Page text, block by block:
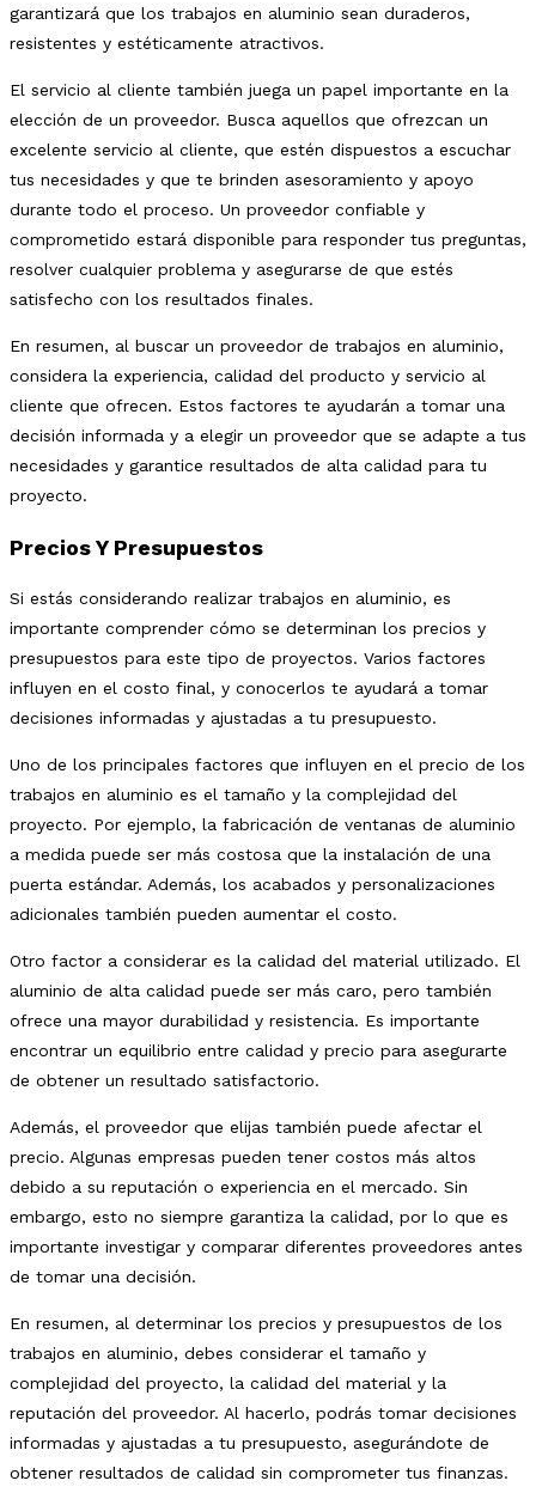
garantizará que los trabajos en aluminio sean duraderos,
resistentes y estéticamente atractivos.
El servicio al cliente también juega un papel importante en la
elección de un proveedor. Busca aquellos que ofrezcan un
excelente servicio al cliente, que estén dispuestos a escuchar
tus necesidades y que te brinden asesoramiento y apoyo
durante todo el proceso. Un proveedor confiable y
comprometido estará disponible para responder tus preguntas,
resolver cualquier problema y asegurarse de que estés
satisfecho con los resultados finales.
En resumen, al buscar un proveedor de trabajos en aluminio,
considera la experiencia, calidad del producto y servicio al
cliente que ofrecen. Estos factores te ayudarán a tomar una
decisión informada y a elegir un proveedor que se adapte a tus
necesidades y garantice resultados de alta calidad para tu
proyecto.
Precios Y Presupuestos
Si estás considerando realizar trabajos en aluminio, es
importante comprender cómo se determinan los precios y
presupuestos para este tipo de proyectos. Varios factores
influyen en el costo final, y conocerlos te ayudará a tomar
decisiones informadas y ajustadas a tu presupuesto.
Uno de los principales factores que influyen en el precio de los
trabajos en aluminio es el tamaño y la complejidad del
proyecto. Por ejemplo, la fabricación de ventanas de aluminio
a medida puede ser más costosa que la instalación de una
puerta estándar. Además, los acabados y personalizaciones
adicionales también pueden aumentar el costo.
Otro factor a considerar es la calidad del material utilizado. El
aluminio de alta calidad puede ser más caro, pero también
ofrece una mayor durabilidad y resistencia. Es importante
encontrar un equilibrio entre calidad y precio para asegurarte
de obtener un resultado satisfactorio.
Además, el proveedor que elijas también puede afectar el
precio. Algunas empresas pueden tener costos más altos
debido a su reputación o experiencia en el mercado. Sin
embargo, esto no siempre garantiza la calidad, por lo que es
importante investigar y comparar diferentes proveedores antes
de tomar una decisión.
En resumen, al determinar los precios y presupuestos de los
trabajos en aluminio, debes considerar el tamaño y
complejidad del proyecto, la calidad del material y la
reputación del proveedor. Al hacerlo, podrás tomar decisiones
informadas y ajustadas a tu presupuesto, asegurándote de
obtener resultados de calidad sin comprometer tus finanzas.